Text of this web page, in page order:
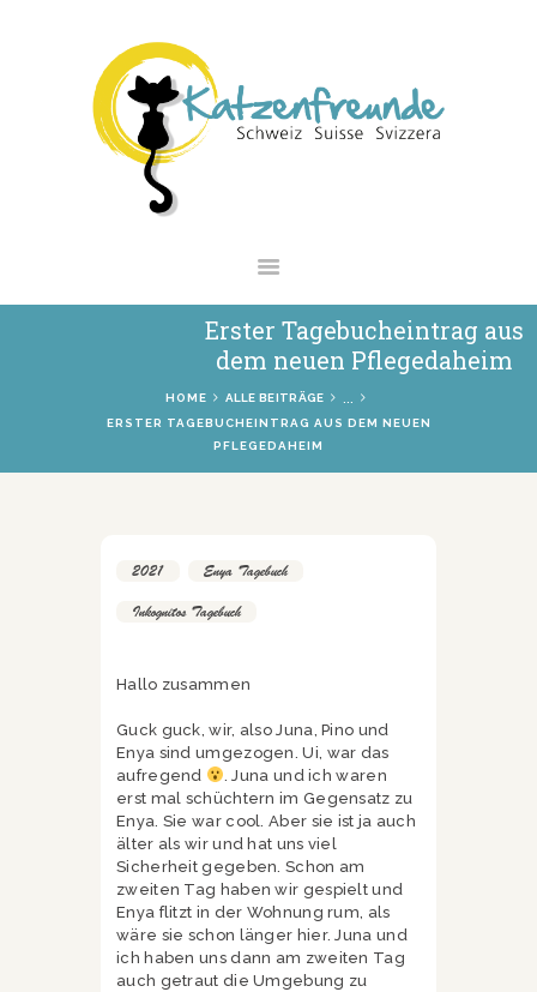
Erster Tagebucheintrag aus
dem neuen Pflegedaheim
HOME ALLE BEITRÄGE
ERSTER TAGEBUCHEINTRAG AUS DEM NEUEN
PFLEGEDAHEIM
NEWS
VERMITTLUNG
INTERESSANTES
SHOP
2021 Enya Tagebuch
Inkognitos Tagebuch
Hallo zusammen
Guck guck, wir, also Juna, Pino und
Enya sind umgezogen. Ui, war das
aufregend
. Juna und ich waren
erst mal schüchtern im Gegensatz zu
Enya. Sie war cool. Aber sie ist ja auch
älter als wir und hat uns viel
Sicherheit gegeben. Schon am
zweiten Tag haben wir gespielt und
Enya flitzt in der Wohnung rum, als
wäre sie schon länger hier. Juna und
ich haben uns dann am zweiten Tag
auch getraut die Umgebung zu